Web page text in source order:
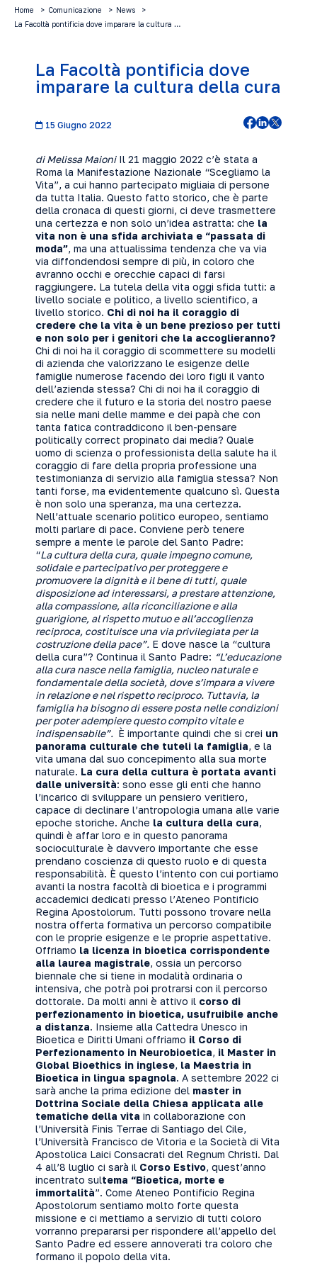
Home Comunicazione
News
La Facoltà pontificia dove imparare la cultura …
La Facoltà pontificia dove
imparare la cultura della cura
15 Giugno 2022
di Melissa MaioniIl 21 maggio 2022 c’è stata a
Roma la Manifestazione Nazionale “Scegliamo la
Vita”, a cui hanno partecipato migliaia di persone
da tutta Italia. Questo fatto storico, che è parte
della cronaca di questi giorni, ci deve trasmettere
una certezza e non solo un’idea astratta: che la
vita non è una sfida archiviata e “passata di
moda”, ma una attualissima tendenza che va via
via diffondendosi sempre di più, in coloro che
avranno occhi e orecchie capaci di farsi
raggiungere. La tutela della vita oggi sfida tutti: a
livello sociale e politico, a livello scientifico, a
livello storico. Chi di noi ha il coraggio di
credere che la vita è un bene prezioso per tutti
e non solo per i genitori che la accoglieranno?
Chi di noi ha il coraggio di scommettere su modelli
di azienda che valorizzano le esigenze delle
famiglie numerose facendo dei loro figli il vanto
dell’azienda stessa? Chi di noi ha il coraggio di
credere che il futuro e la storia del nostro paese
sia nelle mani delle mamme e dei papà che con
tanta fatica contraddicono il ben-pensare
politically correct propinato dai media? Quale
uomo di scienza o professionista della salute ha il
coraggio di fare della propria professione una
testimonianza di servizio alla famiglia stessa? Non
tanti forse, ma evidentemente qualcuno sì. Questa
è non solo una speranza, ma una certezza.
Nell’attuale scenario politico europeo, sentiamo
molti parlare di pace. Conviene però tenere
sempre a mente le parole del Santo Padre:
“La cultura della cura, quale impegno comune,
solidale e partecipativo per proteggere e
promuovere la dignità e il bene di tutti, quale
disposizione ad interessarsi, a prestare attenzione,
alla compassione, alla riconciliazione e alla
guarigione, al rispetto mutuo e all’accoglienza
reciproca, costituisce una via privilegiata per la
costruzione della pace”. E dove nasce la “cultura
della cura”? Continua il Santo Padre: “L’educazione
alla cura nasce nella famiglia, nucleo naturale e
fondamentale della società, dove s’impara a vivere
in relazione e nel rispetto reciproco. Tuttavia, la
famiglia ha bisogno di essere posta nelle condizioni
per poter adempiere questo compito vitale e
indispensabile”. È importante quindi che si crei un
panorama culturale che tuteli la famiglia, e la
vita umana dal suo concepimento alla sua morte
naturale. La cura della cultura è portata avanti
dalle università: sono esse gli enti che hanno
l’incarico di sviluppare un pensiero veritiero,
capace di declinare l’antropologia umana alle varie
epoche storiche. Anche la cultura della cura,
quindi è affar loro e in questo panorama
socioculturale è davvero importante che esse
prendano coscienza di questo ruolo e di questa
responsabilità. È questo l’intento con cui portiamo
avanti la nostra facoltà di bioetica e i programmi
accademici dedicati presso l’Ateneo Pontificio
Regina Apostolorum. Tutti possono trovare nella
nostra offerta formativa un percorso compatibile
con le proprie esigenze e le proprie aspettative.
Offriamo la licenza in bioetica corrispondente
alla laurea magistrale, ossia un percorso
biennale che si tiene in modalità ordinaria o
intensiva, che potrà poi protrarsi con il percorso
dottorale. Da molti anni è attivo il corso di
perfezionamento in bioetica, usufruibile anche
a distanza. Insieme alla Cattedra Unesco in
Bioetica e Diritti Umani offriamo il Corso di
Perfezionamento in Neurobioetica, il Master in
Global Bioethics in inglese, la Maestria in
Bioetica in lingua spagnola. A settembre 2022 ci
sarà anche la prima edizione del master in
Dottrina Sociale della Chiesa applicata alle
tematiche della vita in collaborazione con
l’Università Finis Terrae di Santiago del Cile,
l’Università Francisco de Vitoria e la Società di Vita
Apostolica Laici Consacrati del Regnum Christi. Dal
4 all’8 luglio ci sarà il Corso Estivo, quest’anno
incentrato sultema “Bioetica, morte e
immortalità”. Come Ateneo Pontificio Regina
Apostolorum sentiamo molto forte questa
missione e ci mettiamo a servizio di tutti coloro
vorranno prepararsi per rispondere all’appello del
Santo Padre ed essere annoverati tra coloro che
formano il popolo della vita.